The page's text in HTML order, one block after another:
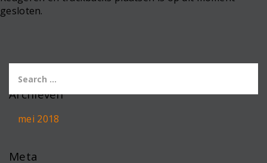
gesloten.
Archieven
mei 2018
Meta